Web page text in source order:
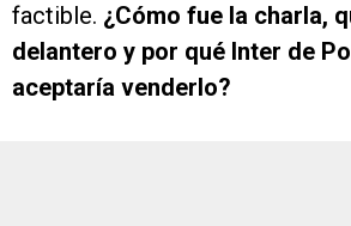
factible. ¿Cómo fue la charla,
delantero y por qué Inter de
aceptaría venderlo?